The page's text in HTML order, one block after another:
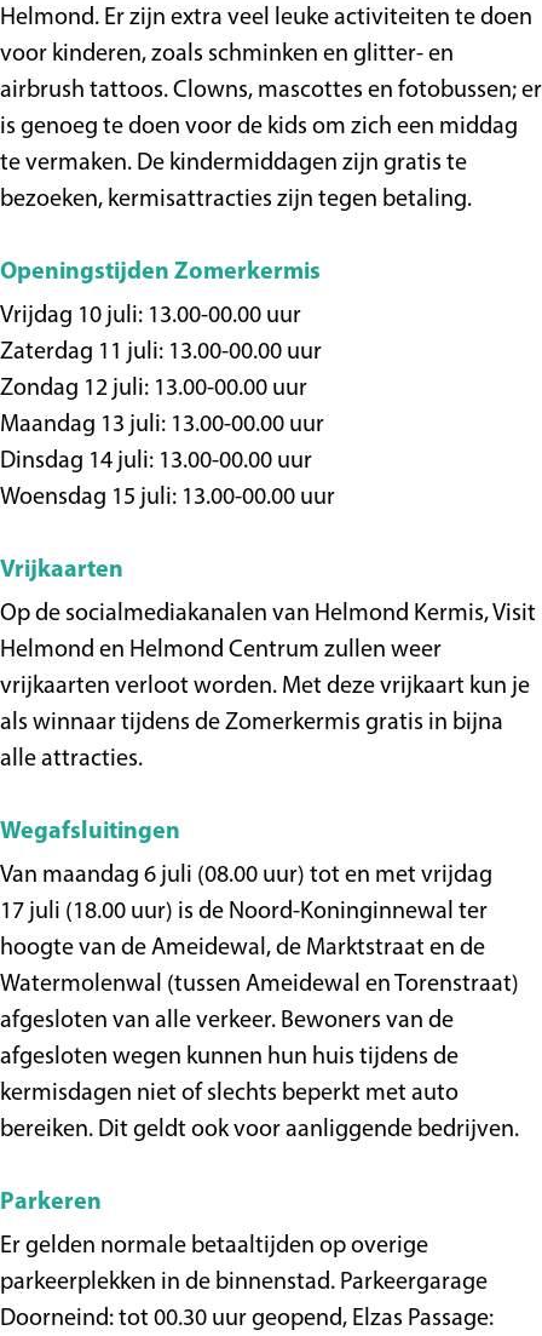
Helmond. Er zijn extra veel leuke activiteiten te doen
voor kinderen, zoals schminken en glitter- en
airbrush tattoos. Clowns, mascottes en fotobussen; er
is genoeg te doen voor de kids om zich een middag
te vermaken. De kindermiddagen zijn gratis te
bezoeken, kermisattracties zijn tegen betaling.
Openingstijden Zomerkermis
Vrijdag 10 juli: 13.00-00.00 uur
Zaterdag 11 juli: 13.00-00.00 uur
Zondag 12 juli: 13.00-00.00 uur
Maandag 13 juli: 13.00-00.00 uur
Dinsdag 14 juli: 13.00-00.00 uur
Woensdag 15 juli: 13.00-00.00 uur
Vrijkaarten
Op de socialmediakanalen van Helmond Kermis, Visit
Helmond en Helmond Centrum zullen weer
vrijkaarten verloot worden. Met deze vrijkaart kun je
als winnaar tijdens de Zomerkermis gratis in bijna
alle attracties.
Wegafsluitingen
Van maandag 6 juli (08.00 uur) tot en met vrijdag
17 juli (18.00 uur) is de Noord-Koninginnewal ter
hoogte van de Ameidewal, de Marktstraat en de
Watermolenwal (tussen Ameidewal en Torenstraat)
afgesloten van alle verkeer. Bewoners van de
afgesloten wegen kunnen hun huis tijdens de
kermisdagen niet of slechts beperkt met auto
bereiken. Dit geldt ook voor aanliggende bedrijven.
Parkeren
Er gelden normale betaaltijden op overige
parkeerplekken in de binnenstad. Parkeergarage
Doorneind: tot 00.30 uur geopend, Elzas Passage: